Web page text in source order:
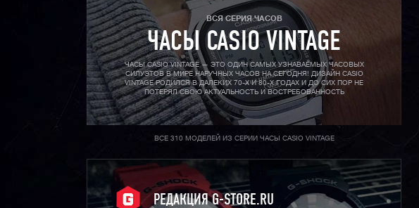
ВСЯ СЕРИЯ ЧАСОВ
ЧАСЫ CASIO VINTAGE
ЧАСЫ CASIO VINTAGE — ЭТО ОДИН САМЫХ УЗНАВАЕМЫХ ЧАСОВЫХ
СИЛУЭТОВ В МИРЕ НАРУЧНЫХ ЧАСОВ НА СЕГОДНЯ! ДИЗАЙН CASIO
VINTAGE РОДИЛСЯ В ДАЛЕКИХ 70-X И 80-X ГОДАХ И ДО СИХ ПОР НЕ
ПОТЕРЯЛ СВОЮ АКТУАЛЬНОСТЬ И ВОСТРЕБОВАННОСТЬ
ВСЕ 310 МОДЕЛЕЙ ИЗ СЕРИИ ЧАСЫ CASIO VINTAGE
РЕДАКЦИЯ G-STORE.RU